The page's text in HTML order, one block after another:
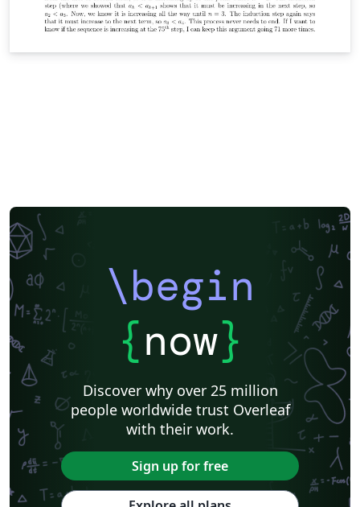
\begin
{now}
Discover why over 25 million
people worldwide trust Overleaf
with their work.
Sign up for free